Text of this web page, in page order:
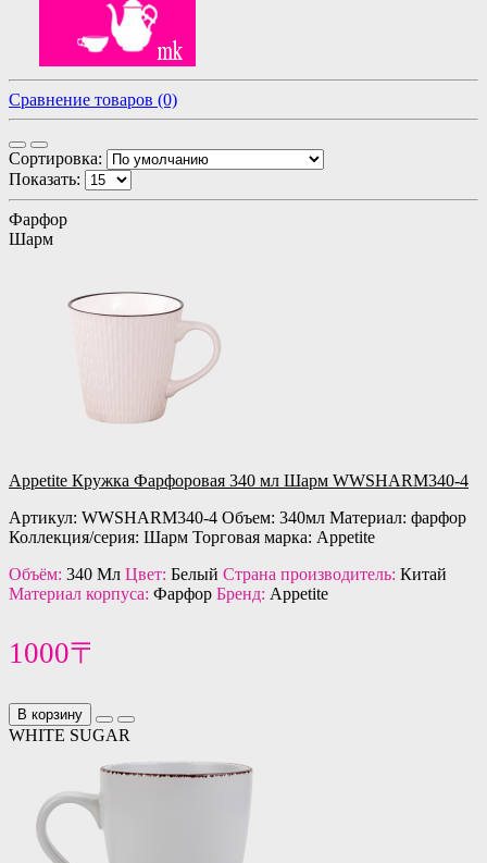
Сравнение товаров (0)
Сортировка:
Показать:
Фарфор
Шарм
Appetite Кружка Фарфоровая 340 мл Шарм WWSHARM340-4
Артикул: WWSHARM340-4 Объем: 340мл Материал: фарфор
Коллекция/серия: Шарм Торговая марка: Appetite
Объём: 340 Мл Цвет: Белый Страна производитель: Китай
Материал корпуса: Фарфор Бренд: Appetite
1000〒
В корзину
WHITE SUGAR